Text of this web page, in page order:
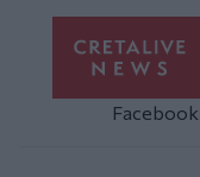
Facebook